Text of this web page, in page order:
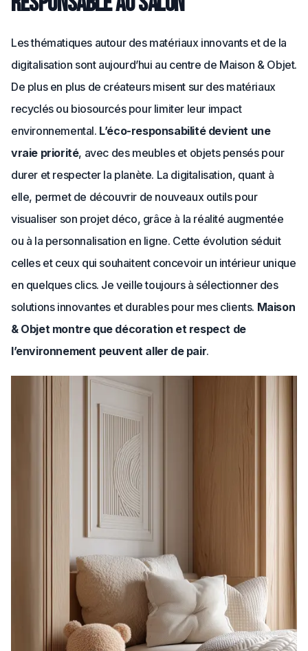
Les thématiques autour des matériaux innovants et de la
digitalisation sont aujourd’hui au centre de Maison & Objet.
De plus en plus de créateurs misent sur des matériaux
recyclés ou biosourcés pour limiter leur impact
environnemental. L’éco-responsabilité devient une
vraie priorité, avec des meubles et objets pensés pour
durer et respecter la planète. La digitalisation, quant à
elle, permet de découvrir de nouveaux outils pour
visualiser son projet déco, grâce à la réalité augmentée
ou à la personnalisation en ligne. Cette évolution séduit
celles et ceux qui souhaitent concevoir un intérieur unique
en quelques clics. Je veille toujours à sélectionner des
solutions innovantes et durables pour mes clients. Maison
& Objet montre que décoration et respect de
l’environnement peuvent aller de pair.